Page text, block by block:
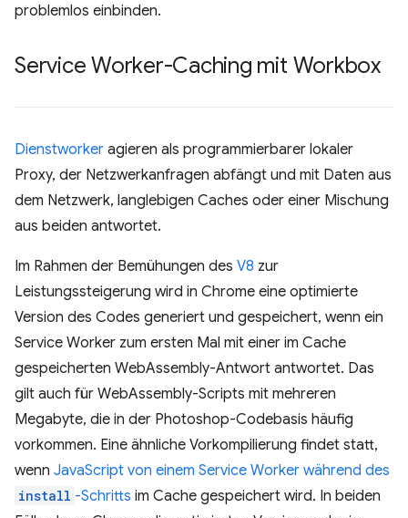
problemlos einbinden.
Service Worker-Caching mit Workbox
Dienstworker agieren als programmierbarer lokaler
Proxy, der Netzwerkanfragen abfängt und mit Daten aus
dem Netzwerk, langlebigen Caches oder einer Mischung
aus beiden antwortet.
Im Rahmen der Bemühungen des V8 zur
Leistungssteigerung wird in Chrome eine optimierte
Version des Codes generiert und gespeichert, wenn ein
Service Worker zum ersten Mal mit einer im Cache
gespeicherten WebAssembly-Antwort antwortet. Das
gilt auch für WebAssembly-Scripts mit mehreren
Megabyte, die in der Photoshop-Codebasis häufig
vorkommen. Eine ähnliche Vorkompilierung findet statt,
wenn JavaScript von einem Service Worker während des
install -Schritts im Cache gespeichert wird. In beiden